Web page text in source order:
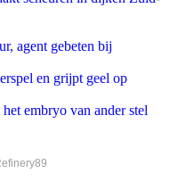
agent gebeten bij
en grijpt geel op
embryo van ander stel